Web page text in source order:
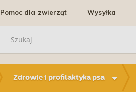
Pomoc dla zwierząt Wysyłka
Zdrowie i profilaktyka psa